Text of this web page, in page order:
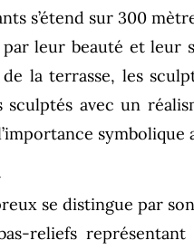
s’étend sur 300
leur beauté et leur
la terrasse, les
avec un
se distingue par
reliefs